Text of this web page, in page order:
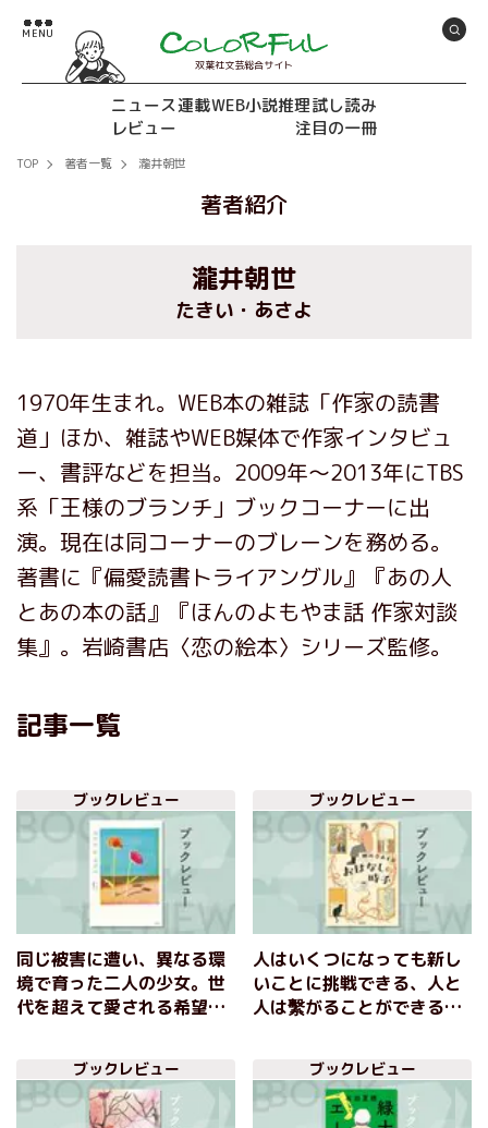
双葉社文芸総合サイト
ニュース連載WEB小説推理試し読み
レビュー
注目の一冊
TOP 著者一覧 瀧井朝世
著者紹介
瀧井朝世
たきい・あさよ
1970年生まれ。WEB本の雑誌「作家の読書
道」ほか、雑誌やWEB媒体で作家インタビュ
ー、書評などを担当。2009年～2013年にTBS
系「王様のブランチ」ブックコーナーに出
演。現在は同コーナーのブレーンを務める。
著書に『偏愛読書トライアングル』『あの人
とあの本の話』『ほんのよもやま話 作家対談
集』。岩崎書店〈恋の絵本〉シリーズ監修。
記事一覧
ブックレビュー
同じ被害に遭い、異なる環
境で育った二人の少女。世
代を超えて愛される希望の
ブックレビュー
人はいくつになっても新し
いことに挑戦できる、人と
人は繫がることができる、
しの時子』朝比奈あすか
ブックレビュー ブックレビュー